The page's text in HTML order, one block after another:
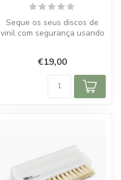
Seque os seus discos de
vinil com segurança usando
€19,00